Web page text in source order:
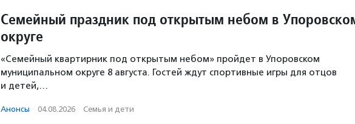
Семейный праздник под открытым небом в
округе
«Семейный квартирник под открытым небом» пройдет в Упоровском
муниципальном округе 8 августа. Гостей ждут спортивные игры для отцов
и детей,…
Анонсы · 04.08.2026 · Семья и дети